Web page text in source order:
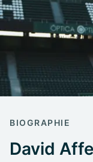
BIOGRAPHIE
David